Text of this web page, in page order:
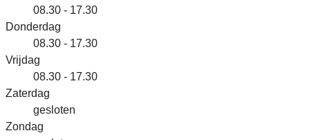
08.30 - 17.30
Donderdag
08.30 - 17.30
Vrijdag
08.30 - 17.30
Zaterdag
gesloten
Zondag